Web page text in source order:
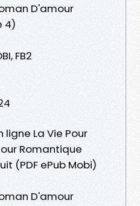
D'amour
4)
FB2
La Vie Pour
Romantique
(PDF ePub Mobi)
D'amour